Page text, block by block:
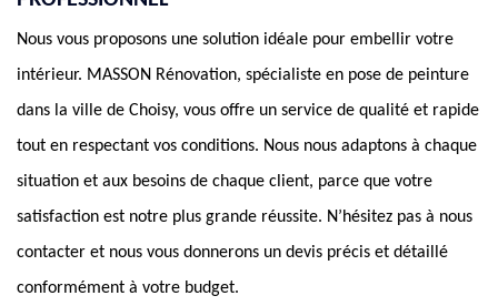
Nous vous proposons une solution idéale pour embellir votre
intérieur. MASSON Rénovation, spécialiste en pose de peinture
dans la ville de Choisy, vous offre un service de qualité et rapide
tout en respectant vos conditions. Nous nous adaptons à chaque
situation et aux besoins de chaque client, parce que votre
satisfaction est notre plus grande réussite. N’hésitez pas à nous
contacter et nous vous donnerons un devis précis et détaillé
conformément à votre budget.